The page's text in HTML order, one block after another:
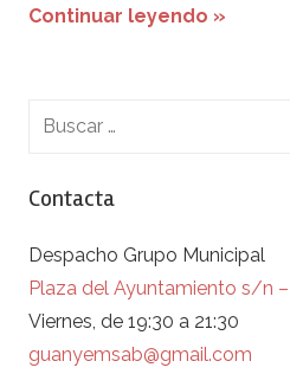
Continuar leyendo »
Contacta
Despacho Grupo Municipal
Plaza del Ayuntamiento s/n –
Viernes, de 19:30 a 21:30
guanyemsab@gmail.com